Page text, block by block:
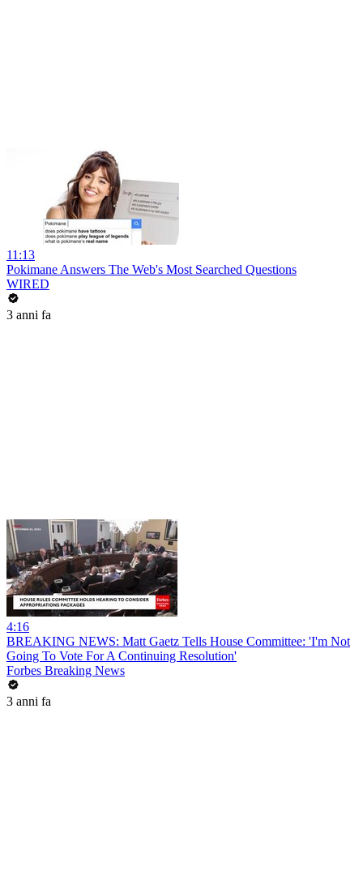
11:13
Pokimane Answers The Web's Most Searched Questions
WIRED
3 anni fa
4:16
BREAKING NEWS: Matt Gaetz Tells House Committee: 'I'm Not
Going To Vote For A Continuing Resolution'
Forbes Breaking News
3 anni fa